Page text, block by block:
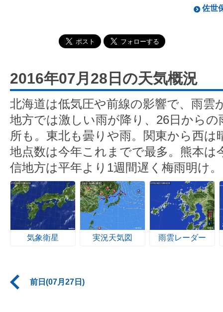
佐世
2016年07月28日の天気概況
北海道は低気圧や前線の影響で、雨雲
地方では激しい雨が降り、26日から
所も。東北も曇りや雨。関東から西は
地点数は今年これまでで最多。熊本は
信地方は平年より1週間遅く梅雨明け。
気象衛星 実況天気図 雨雲レーダー
前日(07月27日)